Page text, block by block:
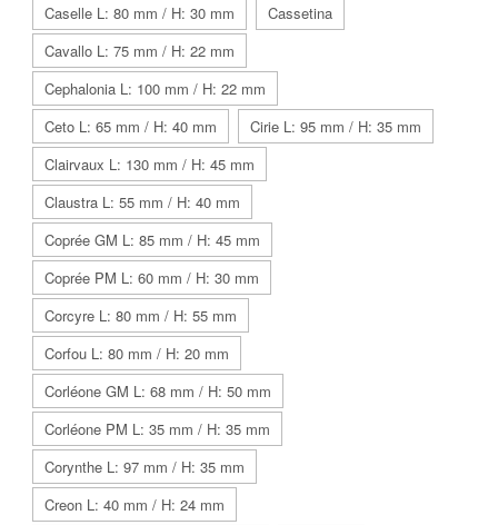
Caselle L: 80 mm / H: 30 mm
Cassetina
Cavallo L: 75 mm / H: 22 mm
Cephalonia L: 100 mm / H: 22 mm
Ceto L: 65 mm / H: 40 mm
Cirie L: 95 mm / H: 35 mm
Clairvaux L: 130 mm / H: 45 mm
Claustra L: 55 mm / H: 40 mm
Coprée GM L: 85 mm / H: 45 mm
Coprée PM L: 60 mm / H: 30 mm
Corcyre L: 80 mm / H: 55 mm
Corfou L: 80 mm / H: 20 mm
Corléone GM L: 68 mm / H: 50 mm
Corléone PM L: 35 mm / H: 35 mm
Corynthe L: 97 mm / H: 35 mm
Creon L: 40 mm / H: 24 mm